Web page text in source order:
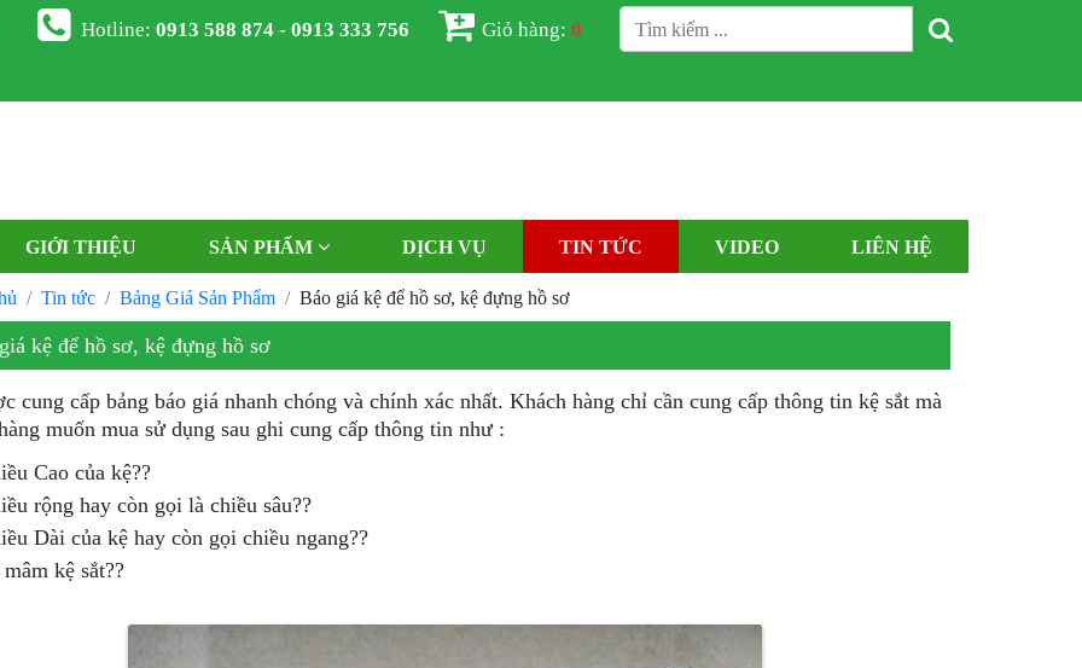
Hotline:0913 588 874 - 0913 333 756 Giỏ hàng:0
GIỚI THIỆU SẢN PHẨM DỊCH VỤ TIN TỨC VIDEO LIÊN HỆ
Tin tức Bảng Giá Sản Phẩm Báo giá kệ để hồ sơ, kệ đựng hồ sơ
kệ để hồ sơ, kệ đựng hồ sơ
cung cấp bảng báo giá nhanh chóng và chính xác nhất. Khách hàng chỉ cần cung cấp thông tin kệ sắt mà
muốn mua sử dụng sau ghi cung cấp thông tin như :
Cao của kệ??
rộng hay còn gọi là chiều sâu??
Dài của kệ hay còn gọi chiều ngang??
mâm kệ sắt??